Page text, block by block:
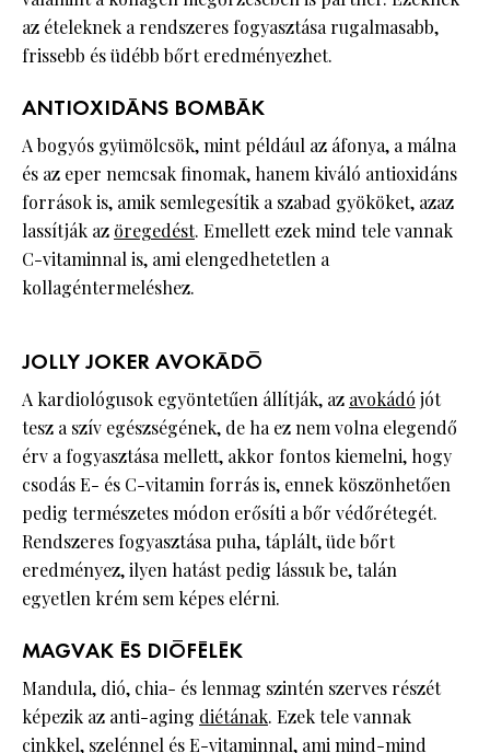
az ételeknek a rendszeres fogyasztása rugalmasabb,
frissebb és üdébb bőrt eredményezhet.
ANTIOXIDÁNS BOMBÁK
A bogyós gyümölcsök, mint például az áfonya, a málna
és az eper nemcsak finomak, hanem kiváló antioxidáns
források is, amik semlegesítik a szabad gyököket, azaz
lassítják az öregedést. Emellett ezek mind tele vannak
C-vitaminnal is, ami elengedhetetlen a
kollagéntermeléshez.
JOLLY JOKER AVOKÁDÓ
A kardiológusok egyöntetűen állítják, az avokádó jót
tesz a szív egészségének, de ha ez nem volna elegendő
érv a fogyasztása mellett, akkor fontos kiemelni, hogy
csodás E- és C-vitamin forrás is, ennek köszönhetően
pedig természetes módon erősíti a bőr védőrétegét.
Rendszeres fogyasztása puha, táplált, üde bőrt
eredményez, ilyen hatást pedig lássuk be, talán
egyetlen krém sem képes elérni.
MAGVAK ÉS DIÓFÉLÉK
Mandula, dió, chia- és lenmag szintén szerves részét
képezik az anti-aging diétának. Ezek tele vannak
cinkkel, szelénnel és E-vitaminnal, ami mind-mind